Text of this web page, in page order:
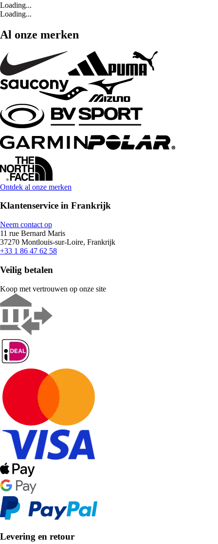
Loading...
Loading...
Al onze merken
Ontdek al onze merken
Klantenservice in Frankrijk
Neem contact op
11 rue Bernard Maris
37270 Montlouis-sur-Loire, Frankrijk
+33 1 86 47 62 58
Veilig betalen
Koop met vertrouwen op onze site
Levering en retour